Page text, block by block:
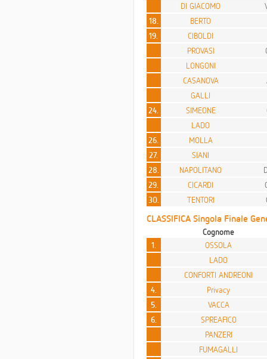
DI GIACOMO
18.
BERTO
19.
CIBOLDI
PROVASI
LONGONI
CASANOVA
GALLI
24.
SIMEONE
LADO
26.
MOLLA
27.
SIANI
28.
NAPOLITANO
29.
CICARDI
30.
TENTORI
CLASSIFICA Singola Finale
Cognome
1.
OSSOLA
LADO
CONFORTI ANDREONI
4.
Privacy
5.
VACCA
6.
SPREAFICO
PANZERI
FUMAGALLI